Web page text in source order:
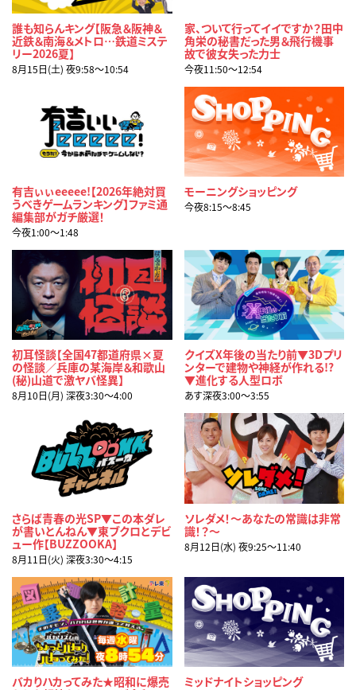
誰も知らんキング【阪急＆阪神＆
近鉄＆南海＆メトロ…鉄道ミステ
リー2026夏】
8月15日(土) 夜9:58〜10:54
家、ついて行ってイイですか？田中
角栄の秘書だった男＆飛行機事
故で彼女失った力士
今夜11:50〜12:54
有吉ぃぃeeeee!【2026年絶対買
うべきゲームランキング】ファミ通
編集部がガチ厳選！
今夜1:00〜1:48
モーニングショッピング
今夜8:15〜8:45
初耳怪談【全国47都道府県×夏
の怪談／兵庫の某海岸＆和歌山
(秘)山道で激ヤバ怪異】
8月10日(月) 深夜3:30〜4:00
クイズX年後の当たり前▼3Dプリ
ンターで建物や神経が作れる!?
▼進化する人型ロボ
あす深夜3:00〜3:55
さらば青春の光SP▼この本ダレ
が書いとんねん▼東ブクロとデビ
ュー作【BUZZOOKA】
8月11日(火) 深夜3:30〜4:15
ソレダメ！～あなたの常識は非常
識！？～
8月12日(水) 夜9:25〜11:40
バカりハカってみた★昭和に爆売
ミッドナイトショッピング